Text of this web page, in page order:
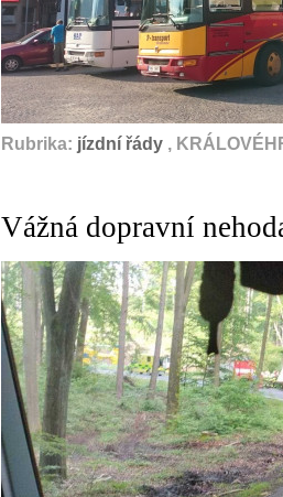
Rubrika: jízdní řády ,
Vážná dopravní